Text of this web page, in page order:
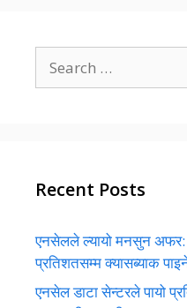
for:
Recent Posts
एनसेलले ल्यायो मनसुन अफर:
प्रतिशतसम्म क्यासब्याक
एनसेल डाटा सेन्टरले पायो